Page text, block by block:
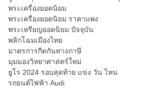
พระเครื่องยอดนิยม
พระเครื่องยอดนิยม ราคาแพง
พระเหรียญยอดนิยม ปัจจุบัน
พลิกโฉมเมืองไทย
มาตรการกีดกันทางภาษี
มุมมองวิทยาศาสตร์ใหม่
ยูโร 2024 รอบสุดท้าย แข่ง วัน ไหน
รถยนต์ไฟฟ้า Audi